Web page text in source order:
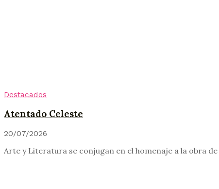
Destacados
Atentado Celeste
20/07/2026
Arte y Literatura se conjugan en el homenaje a la obra